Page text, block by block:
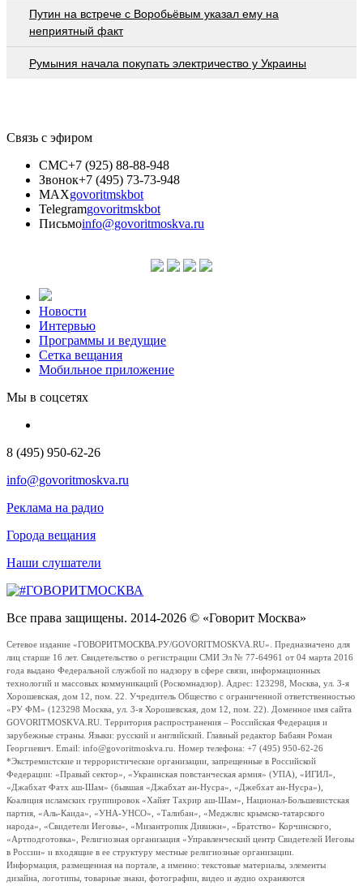
Путин на встрече с Воробьёвым указал ему на
неприятный факт
Румыния начала покупать электричество у Украины
Связь с эфиром
СМС+7 (925) 88-88-948
Звонок+7 (495) 73-73-948
MAXgovoritmskbot
Telegramgovoritmskbot
Письмоinfo@govoritmoskva.ru
Новости
Интервью
Программы и ведущие
Сетка вещания
Мобильное приложение
Мы в соцсетях
8 (495) 950-62-26
info@govoritmoskva.ru
Реклама на радио
Города вещания
Наши слушатели
Все права защищены. 2014-2026 © «Говорит Москва»
Сетевое издание «ГОВОРИТМОСКВА.РУ/GOVORITMOSKVA.RU». Предназначено для
лиц старше 16 лет. Свидетельство о регистрации СМИ Эл № 77-64961 от 04 марта 2016
года выдано Федеральной службой по надзору в сфере связи, информационных
технологий и массовых коммуникаций (Роскомнадзор). Адрес: 123298, Москва, ул. 3-я
Хорошевская, дом 12, пом. 22. Учредитель Общество с ограниченной ответственностью
«РУ ФМ» (123298 Москва, ул. 3-я Хорошевская, дом 12, пом. 22). Доменное имя сайта
GOVORITMOSKVA.RU. Территория распространения – Российская Федерация и
зарубежные страны. Языки: русский и английский. Главный редактор Бабаян Роман
Георгиевич. Email: info@govoritmoskva.ru. Номер телефона: +7 (495) 950-62-26
*Экстремистские и террористические организации, запрещенные в Российской
Федерации: «Правый сектор», «Украинская повстанческая армия» (УПА), «ИГИЛ»,
«Джабхат Фатх аш-Шам» (бывшая «Джабхат ан-Нусра», «Джебхат ан-Нусра»),
Коалиция исламских группировок «Хайят Тахрир аш-Шам», Национал-Большевистская
партия, «Аль-Каида», «УНА-УНСО», «Талибан», «Меджлис крымско-татарского
народа», «Свидетели Иеговы», «Мизантропик Дивижн», «Братство» Корчинского,
«Артподготовка», Религиозная организация «Управленческий центр Свидетелей Иеговы
в России» и входящие в ее структуру местные религиозные организации.
Информация, размещенная на портале, а именно: текстовые материалы, элементы
дизайна, логотипы, товарные знаки, фотографии, видео и аудио охраняются